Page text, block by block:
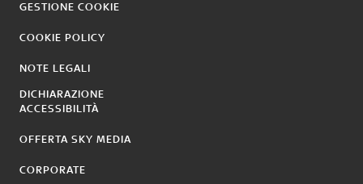
GESTIONE COOKIE
COOKIE POLICY
NOTE LEGALI
DICHIARAZIONE
ACCESSIBILITÀ
OFFERTA SKY MEDIA
CORPORATE